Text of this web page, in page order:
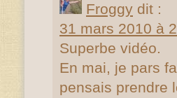
Froggy dit :
31 mars 2010 à
Superbe vidéo.
En mai, je pars
pensais prendre